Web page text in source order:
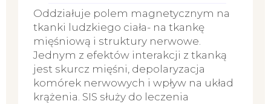
Oddziałuje polem magnetycznym na
tkanki ludzkiego ciała- na tkankę
mięśniową i struktury nerwowe.
Jednym z efektów interakcji z tkanką
jest skurcz mięśni, depolaryzacja
komórek nerwowych i wpływ na układ
krążenia. SIS służy do leczenia